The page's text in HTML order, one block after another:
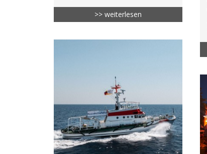
>> weiterlesen